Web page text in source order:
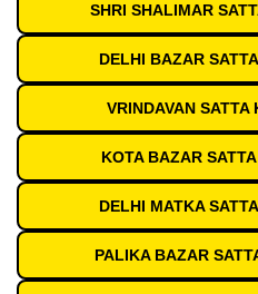
SHRI SHALIMAR
DELHI BAZAR
VRINDAVAN
KOTA BAZAR
DELHI MATKA
PALIKA BAZAR